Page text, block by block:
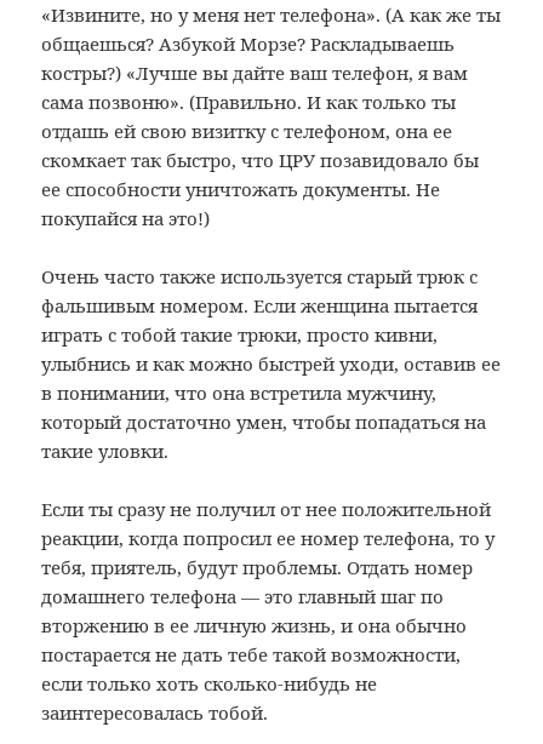
«Извините, но у меня нет телефона». (А как же ты
общаешься? Азбукой Морзе? Раскладываешь
костры?) «Лучше вы дайте ваш телефон, я вам
сама позвоню». (Правильно. И как только ты
отдашь ей свою визитку с телефоном, она ее
скомкает так быстро, что ЦРУ позавидовало бы
ее способности уничтожать документы. Не
покупайся на это!)
Очень часто также используется старый трюк с
фальшивым номером. Если женщина пытается
играть с тобой такие трюки, просто кивни,
улыбнись и как можно быстрей уходи, оставив ее
в понимании, что она встретила мужчину,
который достаточно умен, чтобы попадаться на
такие уловки.
Если ты сразу не получил от нее положительной
реакции, когда попросил ее номер телефона, то у
тебя, приятель, будут проблемы. Отдать номер
домашнего телефона — это главный шаг по
вторжению в ее личную жизнь, и она обычно
постарается не дать тебе такой возможности,
если только хоть сколько-нибудь не
заинтересовалась тобой.